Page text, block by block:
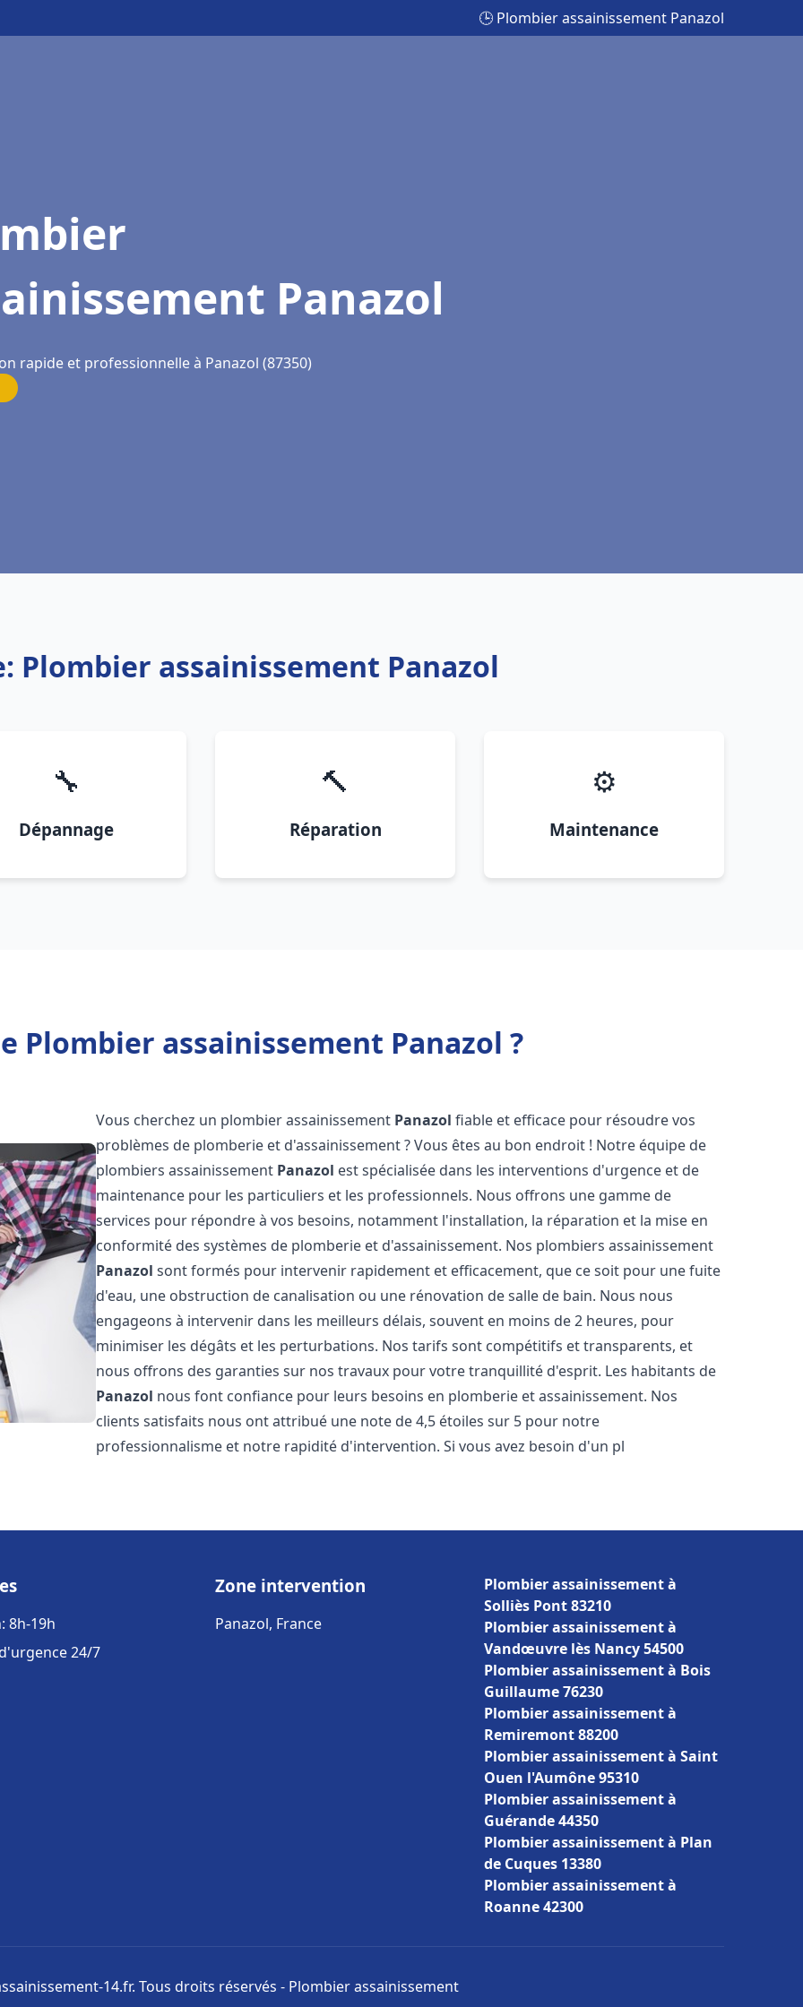
🕒 Plombier assainissement Panazol
Panazol
rapide et professionnelle à Panazol (87350)
Plombier assainissement Panazol
🔧
Dépannage
🔨
Réparation
⚙️
Maintenance
Plombier assainissement Panazol ?
Vous cherchez un plombier assainissement Panazol fiable et efficace pour résoudre vos
problèmes de plomberie et d'assainissement ? Vous êtes au bon endroit ! Notre équipe de
plombiers assainissement Panazol est spécialisée dans les interventions d'urgence et de
maintenance pour les particuliers et les professionnels. Nous offrons une gamme de
services pour répondre à vos besoins, notamment l'installation, la réparation et la mise en
conformité des systèmes de plomberie et d'assainissement. Nos plombiers assainissement
Panazol sont formés pour intervenir rapidement et efficacement, que ce soit pour une fuite
d'eau, une obstruction de canalisation ou une rénovation de salle de bain. Nous nous
engageons à intervenir dans les meilleurs délais, souvent en moins de 2 heures, pour
minimiser les dégâts et les perturbations. Nos tarifs sont compétitifs et transparents, et
nous offrons des garanties sur nos travaux pour votre tranquillité d'esprit. Les habitants de
Panazol nous font confiance pour leurs besoins en plomberie et assainissement. Nos
clients satisfaits nous ont attribué une note de 4,5 étoiles sur 5 pour notre
professionnalisme et notre rapidité d'intervention. Si vous avez besoin d'un pl
8h-19h
24/7
Zone intervention
Panazol, France
Plombier assainissement à
Solliès Pont 83210
Plombier assainissement à
Vandœuvre lès Nancy 54500
Plombier assainissement à Bois
Guillaume 76230
Plombier assainissement à
Remiremont 88200
Plombier assainissement à Saint
Ouen l'Aumône 95310
Plombier assainissement à
Guérande 44350
Plombier assainissement à Plan
de Cuques 13380
Plombier assainissement à
Roanne 42300
14.fr. Tous droits réservés - Plombier assainissement